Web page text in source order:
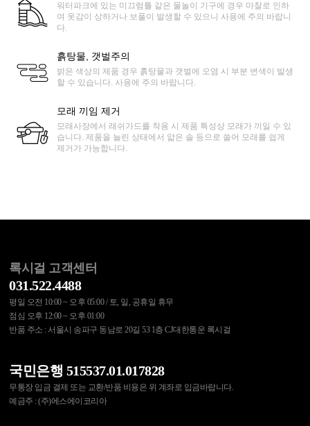
워터파크에 있는 미끄럼틀 같은 물놀이 기구에 경우 마찰로 인하
여 옷감이 상하거나 보풀이 발생할 수 있으니 사용에 주의 바랍니
다.
흙탕물, 갯벌주의
밝은 색상의 제품 경우 흙탕물과 갯벌에 오염 시 부분 변색이 발생
할 수 있습니다. 사용에 주의 바랍니다.
모래 끼임 제거
모래사장에서 래쉬가드를 착용 시 제품 특성상 모래가 끼일 수 있
습니다. 제품을 늘린 상태에서 얇은 솔 등으로 쓸어 모래를 쉽게
제거가 가능합니다.
록시걸 고객센터
031.522.4488
평일 오전 10:00 ~ 오후 05:00 / 토, 일, 공휴일 휴무
점심 오후 12:00 ~ 오후 01:00
반품 주소 : 서울시 송파구 동남로 20길 53 1층 CJ대한통운 록시걸
국민은행 515537.01.017828
무통장 입금 결제 또는 교환/반품 비용은 위 계좌로 입금바랍니다.
예금주 : (주)에스에이코리아